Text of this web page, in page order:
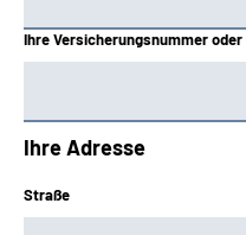
Ihre Versicherungsnummer
Ihre Adresse
Straße